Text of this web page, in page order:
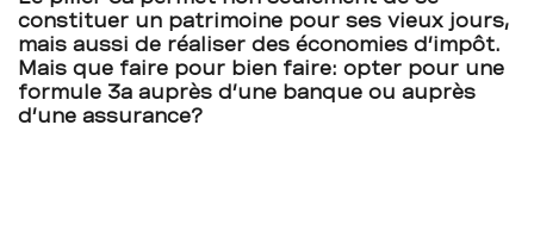
constituer un patrimoine pour ses vieux jours,
mais aussi de réaliser des économies d’impôt.
Mais que faire pour bien faire: opter pour une
formule 3a auprès d’une banque ou auprès
d’une assurance?